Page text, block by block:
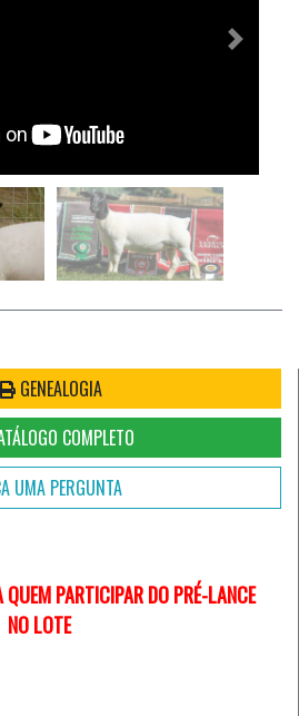
Próximo
GENEALOGIA
COMPLETO
UMA PERGUNTA
PARTICIPAR DO PRÉ-LANCE
NO LOTE